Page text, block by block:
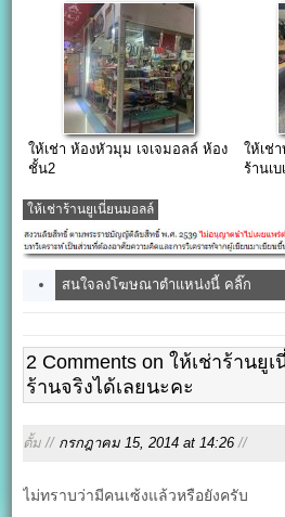
ให้เช่า ห้องหัวมุม เจเจมอลล์ ห้อง
ชั้น2
ให้เช่
ร้านเ
ให้เช่าร้านยูเนี่ยนมอลล์
สนใจลงโฆษณาตำแหน่งนี้ คลิ๊ก
2 Comments on ให้เช่าร้านยู
ร้านจริงได้เลยนะคะ
ตั้ม // กรกฎาคม 15, 2014 at 14:26 //
ไม่ทราบว่ามีคนเซ้งแล้วหรือยังครับ